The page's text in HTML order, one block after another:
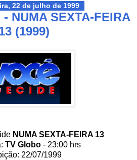
22 de julho de 1999
NUMA SEXTA-FEIRA
(1999)
NUMA SEXTA-FEIRA 13
TV Globo- 23:00 hrs
22/07/1999